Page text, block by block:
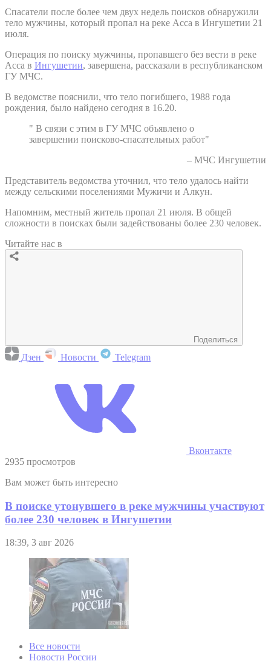
Спасатели после более чем двух недель поисков обнаружили
тело мужчины, который пропал на реке Асса в Ингушетии 21
июля.
Операция по поиску мужчины, пропавшего без вести в реке
Асса в Ингушетии, завершена, рассказали в республиканском
ГУ МЧС.
В ведомстве пояснили, что тело погибшего, 1988 года
рождения, было найдено сегодня в 16.20.
" В связи с этим в ГУ МЧС объявлено о
завершении поисково-спасательных работ"
– МЧС Ингушетии
Представитель ведомства уточнил, что тело удалось найти
между сельскими поселениями Мужичи и Алкун.
Напомним, местный житель пропал 21 июля. В общей
сложности в поисках были задействованы более 230 человек.
Читайте нас в
Поделиться
Дзен Новости Telegram
Вконтакте
2935 просмотров
Вам может быть интересно
В поиске утонувшего в реке мужчины участвуют
более 230 человек в Ингушетии
18:39, 3 авг 2026
Все новости
Новости России